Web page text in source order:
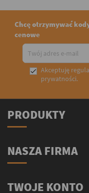
Chcę otrzymywać
cenowe
 Akceptuję
prywatności.
PRODUKTY
NASZA FIRMA
TWOJE KONTO